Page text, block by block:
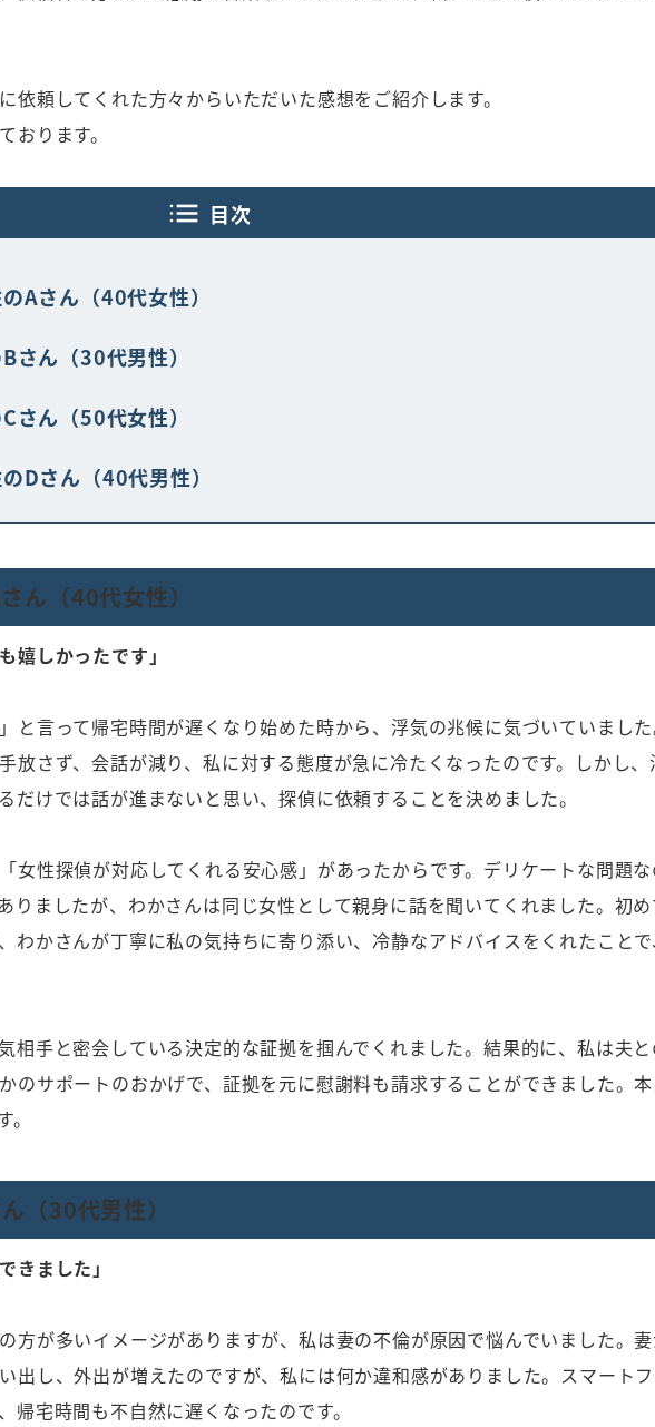
依頼してくれた方々からいただいた感想をご紹介します。
ります。
目次
Aさん（40代女性）
さん（30代男性）
さん（50代女性）
Dさん（40代男性）
ん（40代女性）
嬉しかったです」
と言って帰宅時間が遅くなり始めた時から、浮気の兆候に気づいていました
放さず、会話が減り、私に対する態度が急に冷たくなったのです。しかし、
だけでは話が進まないと思い、探偵に依頼することを決めました。
女性探偵が対応してくれる安心感」があったからです。デリケートな問題な
りましたが、わかさんは同じ女性として親身に話を聞いてくれました。初め
わかさんが丁寧に私の気持ちに寄り添い、冷静なアドバイスをくれたことで
相手と密会している決定的な証拠を掴んでくれました。結果的に、私は夫と
のサポートのおかげで、証拠を元に慰謝料も請求することができました。本
（30代男性）
きました」
方が多いイメージがありますが、私は妻の不倫が原因で悩んでいました。
出し、外出が増えたのですが、私には何か違和感がありました。スマート
帰宅時間も不自然に遅くなったのです。